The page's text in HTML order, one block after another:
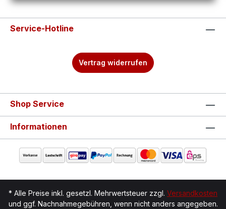
Service-Hotline
Vertrag widerrufen
Shop Service
Informationen
* Alle Preise inkl. gesetzl. Mehrwertsteuer zzgl. Versandkosten
und ggf. Nachnahmegebühren, wenn nicht anders angegeben.